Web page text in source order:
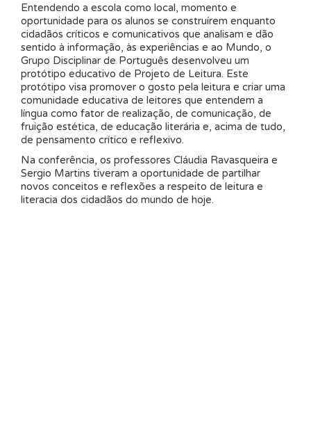
Entendendo a escola como local, momento e
oportunidade para os alunos se construírem enquanto
cidadãos críticos e comunicativos que analisam e dão
sentido à informação, às experiências e ao Mundo, o
Grupo Disciplinar de Português desenvolveu um
protótipo educativo de Projeto de Leitura. Este
protótipo visa promover o gosto pela leitura e criar uma
comunidade educativa de leitores que entendem a
língua como fator de realização, de comunicação, de
fruição estética, de educação literária e, acima de tudo,
de pensamento crítico e reflexivo.
Na conferência, os professores Cláudia Ravasqueira e
Sergio Martins tiveram a oportunidade de partilhar
novos conceitos e reflexões a respeito de leitura e
literacia dos cidadãos do mundo de hoje.